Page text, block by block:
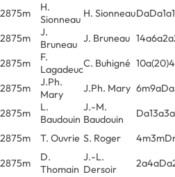
2875m
H.
Sionneau H. Sionneau
2875m
J.
Bruneau J. Bruneau
2875m
F.
LagadeucC. Buhigné
2875m
J.Ph.
Mary
J.Ph. Mary
2875m
L.
Baudouin
J.-M.
Baudouin
2875m T. Ouvrie S. Roger
2875m
D.
Thomain
J.-L.
Dersoir